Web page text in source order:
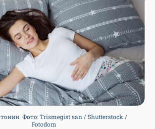
Фото: Trismegist san / Shutterstock /
Fotodom